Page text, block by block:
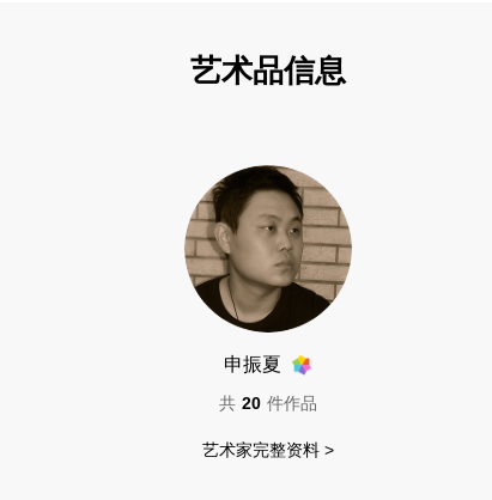
艺术品信息
申振夏
共 20 件作品
艺术家完整资料 >